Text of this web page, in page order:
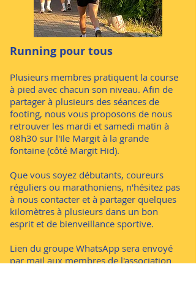
Running pour tous
Plusieurs membres pratiquent la course
à pied avec chacun son niveau. Afin de
partager à plusieurs des séances de
footing, nous vous proposons de nous
retrouver les mardi et samedi matin à
08h30 sur l'Ile Margit à la grande
fontaine (côté Margit Hid).
Que vous soyez débutants, coureurs
réguliers ou marathoniens, n'hésitez pas
à nous contacter et à partager quelques
kilomètres à plusieurs dans un bon
esprit et de bienveillance sportive.
Lien du groupe WhatsApp sera envoyé
par mail aux membres de l'association